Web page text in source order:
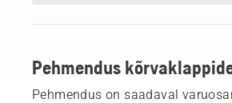
Pehmendus
Pehmendus on saadaval